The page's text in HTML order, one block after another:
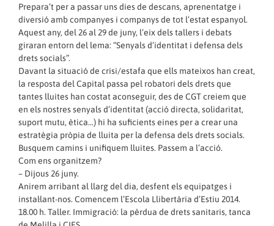
Prepara’t per a passar uns dies de descans, aprenentatge i
diversió amb companyes i companys de tot l’estat espanyol.
Aquest any, del 26 al 29 de juny, l’eix dels tallers i debats
giraran entorn del lema: “Senyals d’identitat i defensa dels
drets socials”.
Davant la situació de crisi/estafa que ells mateixos han creat,
la resposta del Capital passa pel robatori dels drets que
tantes lluites han costat aconseguir, des de CGT creiem que
en els nostres senyals d’identitat (acció directa, solidaritat,
suport mutu, ètica…) hi ha suficients eines per a crear una
estratègia pròpia de lluita per la defensa dels drets socials.
Busquem camins i unifiquem lluites. Passem a l’acció.
Com ens organitzem?
– Dijous 26 juny.
Anirem arribant al llarg del dia, desfent els equipatges i
instal·lant-nos. Comencem l’Escola Llibertària d’Estiu 2014.
18.00 h. Taller. Immigració: la pèrdua de drets sanitaris, tanca